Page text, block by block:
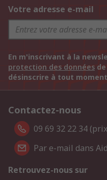
Votre adresse e-mail
En m'inscrivant à la
protection des données
désinscrire à tout
Contactez-nous
09 69 32 22 34
Par e-mail dans
Retrouvez-nous sur